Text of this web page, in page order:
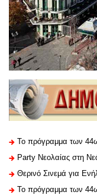
Το πρόγραμμα των
Party Νεολαίας στη
Θερινό Σινεμά για
Το πρόγραμμα των